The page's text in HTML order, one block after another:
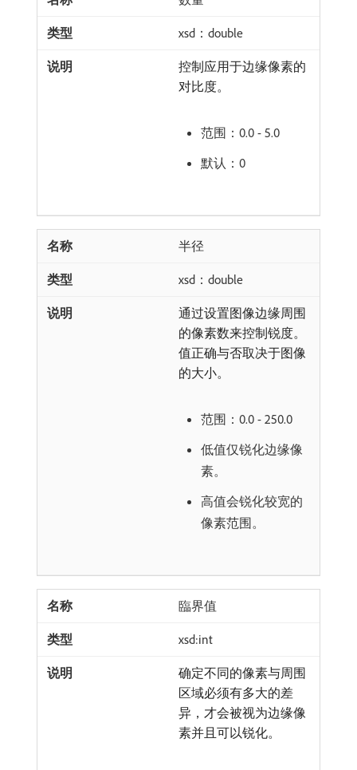
xsd：double
控制应用于边缘像素的
对比度。
范围：0.0 - 5.0
默认：0
半径
xsd：double
通过设置图像边缘周围
的像素数来控制锐度。
值正确与否取决于图像
的大小。
范围：0.0 - 250.0
低值仅锐化边缘像
素。
高值会锐化较宽的
像素范围。
臨界值
xsd:int
确定不同的像素与周围
区域必须有多大的差
异，才会被视为边缘像
素并且可以锐化。